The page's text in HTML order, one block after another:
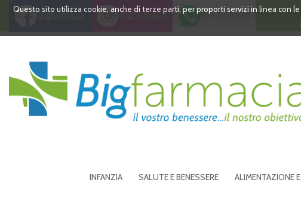
PassaQuesto sito utilizza cookie, anche di terze parti, per proporti servizi in linea con
Bigfarmacia Bigfarmacia 391 3532473
Bigfarmacia
INFANZIA SALUTE E BENESSERE ALIMENTAZIONE